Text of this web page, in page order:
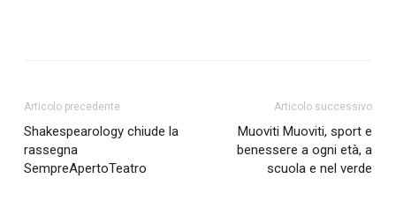
Articolo precedente
Shakespearology chiude la
rassegna
SempreApertoTeatro
Articolo successivo
Muoviti Muoviti, sport e
benessere a ogni età, a
scuola e nel verde